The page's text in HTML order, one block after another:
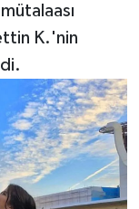
K.'nin